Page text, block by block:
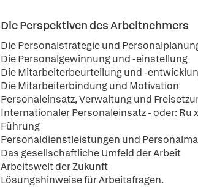
Die Perspektiven des Arbeitnehmers
Die Personalstrategie und
Die Personalgewinnung und -einstellung
Die Mitarbeiterbeurteilung und -
Die Mitarbeiterbindung und Motivation
Personaleinsatz, Verwaltung und
Internationaler Personaleinsatz - oder: Ru
Führung
Personaldienstleistungen und
Das gesellschaftliche Umfeld der Arbeit
Arbeitswelt der Zukunft
Lösungshinweise für Arbeitsfragen.